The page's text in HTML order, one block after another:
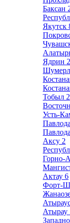
Баксан
Якутск
Ядрин 2
Тобыл 2
Усть-
Аксу 2
Горно-
Актау 6
Форт-
Атырау